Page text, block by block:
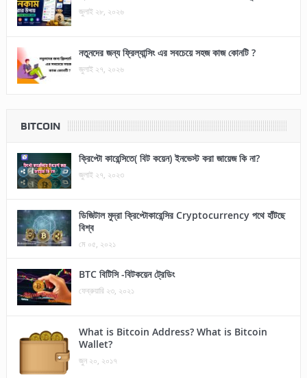
জুলাই ২৮, ২০২৬
নতুনদের জন্য ফ্রিল্যান্সিং এর সবচেয়ে সহজ কাজ কোনটি ?
জুলাই ২৭, ২০২৬
BITCOIN
ক্রিপ্টো কারেন্সিতে( বিট কয়েন) ইনভেস্ট করা জায়েজ কি না?
জুলাই ২৭, ২০২৩
ডিজিটাল মুদ্রা ক্রিপ্টোকারেন্সির Cryptocurrency পথে হাঁটছে
বিশ্ব
মে ০৫, ২০২১
BTC বিটিসি -বিটকয়েন ট্রেডিং
ফেব্রুয়ারি ২৩, ২০২১
What is Bitcoin Address? What is Bitcoin
Wallet?
জুন ২০, ২০১৭